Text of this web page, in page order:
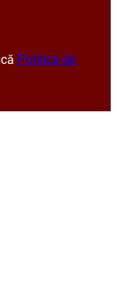
Politica de